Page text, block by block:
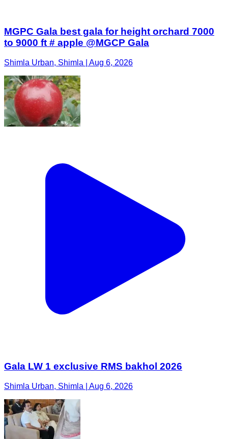
MGPC Gala best gala for height orchard 7000
to 9000 ft # apple @MGCP Gala
Shimla Urban, Shimla | Aug 6, 2026
Gala LW 1 exclusive RMS bakhol 2026
Shimla Urban, Shimla | Aug 6, 2026